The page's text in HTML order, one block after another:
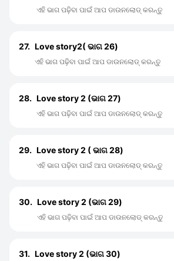
ଏହି ଭାଗ ପଢ଼ିବା ପାଇଁ ଆପ ଡାଉନଲୋଡ୍ କରନ୍ତୁ
27. Love story2( ଭାଗ 26)
ଏହି ଭାଗ ପଢ଼ିବା ପାଇଁ ଆପ ଡାଉନଲୋଡ୍ କରନ୍ତୁ
28. Love story 2 (ଭାଗ 27)
ଏହି ଭାଗ ପଢ଼ିବା ପାଇଁ ଆପ ଡାଉନଲୋଡ୍ କରନ୍ତୁ
29. Love story 2 ( ଭାଗ 28)
ଏହି ଭାଗ ପଢ଼ିବା ପାଇଁ ଆପ ଡାଉନଲୋଡ୍ କରନ୍ତୁ
30. Love story 2 (ଭାଗ 29)
ଏହି ଭାଗ ପଢ଼ିବା ପାଇଁ ଆପ ଡାଉନଲୋଡ୍ କରନ୍ତୁ
31. Love story 2 (ଭାଗ 30)